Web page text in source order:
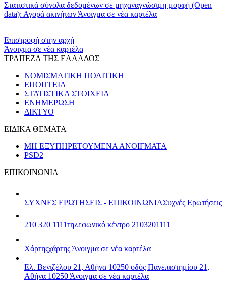
Στατιστικά σύνολα δεδομένων σε μηχαναγνώσιμη μορφή (Open
data): Αγορά ακινήτων Άνοιγμα σε νέα καρτέλα
Επιστροφή στην αρχή
Άνοιγμα σε νέα καρτέλα
ΤΡΑΠΕΖΑ ΤΗΣ ΕΛΛΑΔΟΣ
ΝΟΜΙΣΜΑΤΙΚΗ ΠΟΛΙΤΙΚΗ
ΕΠΟΠΤΕΙΑ
ΣΤΑΤΙΣΤΙΚΑ ΣΤΟΙΧΕΙΑ
ΕΝΗΜΕΡΩΣΗ
ΔΙΚΤΥΟ
ΕΙΔΙΚΑ ΘΕΜΑΤΑ
ΜΗ ΕΞΥΠΗΡΕΤΟΥΜΕΝΑ ΑΝΟΙΓΜΑΤΑ
PSD2
ΕΠΙΚΟΙΝΩΝΙΑ
ΣΥΧΝΕΣ ΕΡΩΤΗΣΕΙΣ - ΕΠΙΚΟΙΝΩΝΙΑΣυχνές Ερωτήσεις
210 320 1111τηλεφωνικό κέντρο 2103201111
Χάρτηςχάρτης Άνοιγμα σε νέα καρτέλα
Ελ. Βενιζέλου 21, Αθήνα 10250 οδός Πανεπιστημίου 21,
Αθήνα 10250 Άνοιγμα σε νέα καρτέλα